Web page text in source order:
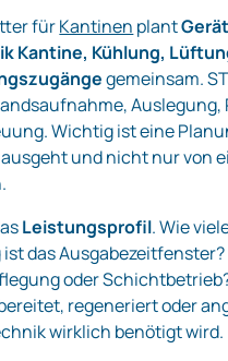
fürKantinen plant
Kantine, Kühlung,
gemeinsam.
Auslegung,
Wichtig ist eine
und nicht nur von
Leistungsprofil. Wie
das
oder
regeneriert oder
wirklich benötigt wird.